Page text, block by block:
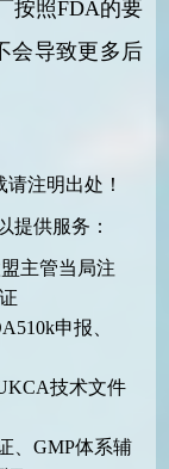
按照FDA的要
会导致更多后
注明出处！
提供服务：
主管当局注
申报、
技术文件
、GMP体系辅